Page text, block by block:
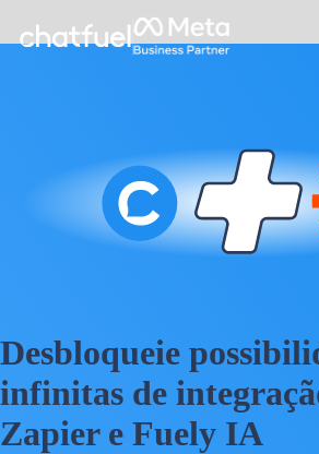
Desbloqueie
infinitas de
Zapier e Fuely IA